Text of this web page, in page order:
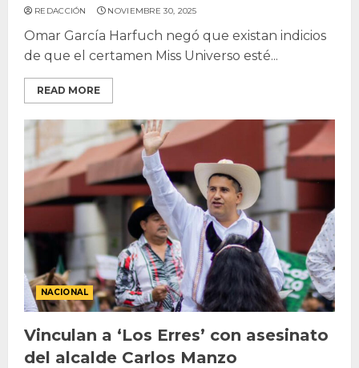
REDACCIÓN NOVIEMBRE 30, 2025
Omar García Harfuch negó que existan indicios
de que el certamen Miss Universo esté...
READ MORE
NACIONAL
Vinculan a ‘Los Erres’ con asesinato
del alcalde Carlos Manzo